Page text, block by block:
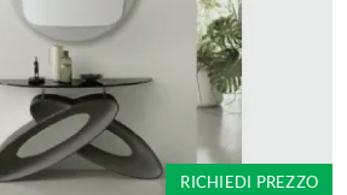
RICHIEDI PREZZO